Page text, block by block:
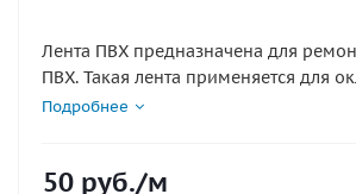
Лента ПВХ предназначена для
ПВХ. Такая лента применяется для
НАРУЖНЫХ швов баллонов пвх
серый
Подробнее
50 руб./м